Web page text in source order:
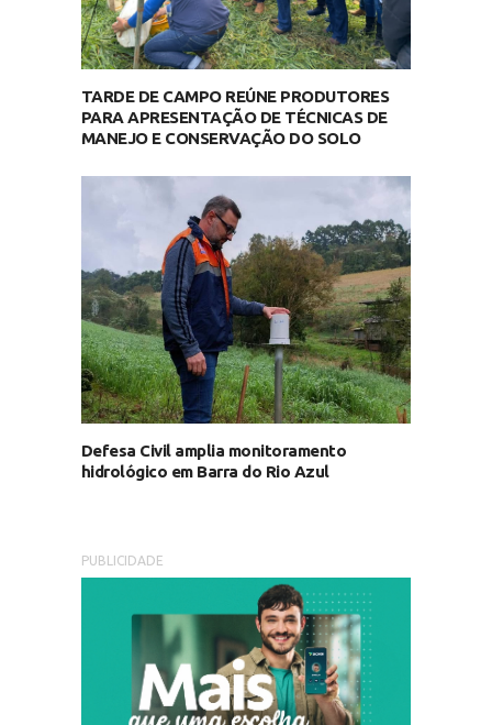
TARDE DE CAMPO REÚNE PRODUTORES
PARA APRESENTAÇÃO DE TÉCNICAS DE
MANEJO E CONSERVAÇÃO DO SOLO
Defesa Civil amplia monitoramento
hidrológico em Barra do Rio Azul
PUBLICIDADE